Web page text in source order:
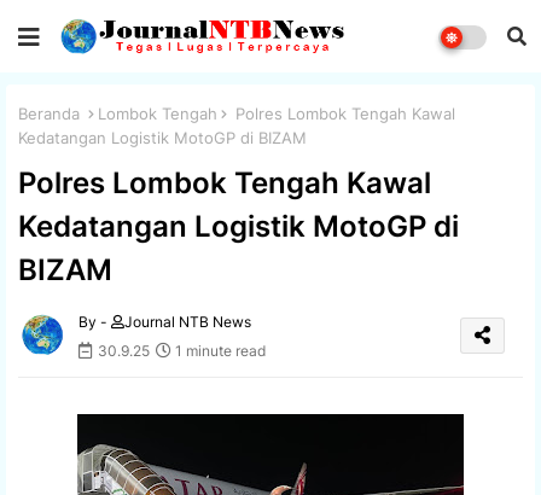
Beranda Lombok Tengah
Polres Lombok Tengah Kawal
Kedatangan Logistik MotoGP di BIZAM
Polres Lombok Tengah Kawal
Kedatangan Logistik MotoGP di
BIZAM
By -
Journal NTB News
30.9.25
1 minute read